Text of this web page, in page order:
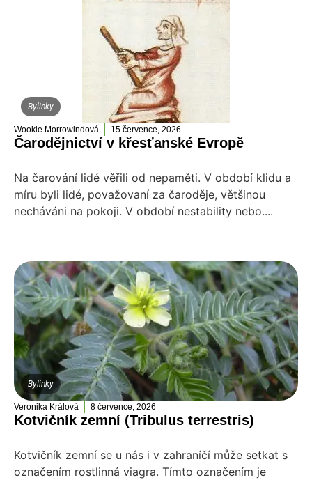
Bylinky
Wookie Morrowindová 15 července, 2026
Čarodějnictví v křesťanské Evropě
Na čarování lidé věřili od nepaměti. V období klidu a
míru byli lidé, považovaní za čaroděje, většinou
necháváni na pokoji. V období nestability nebo....
Bylinky
Veronika Králová 8 července, 2026
Kotvičník zemní (Tribulus terrestris)
Kotvičník zemní se u nás i v zahraníčí může setkat s
označením rostlinná viagra. Tímto označením je